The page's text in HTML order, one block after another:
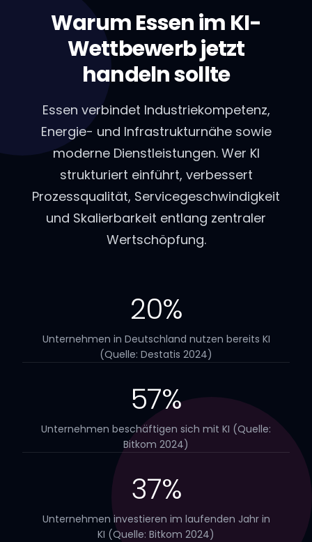
Warum Essen im KI-
Wettbewerb jetzt
handeln sollte
Essen verbindet Industriekompetenz,
Energie- und Infrastrukturnähe sowie
moderne Dienstleistungen. Wer KI
strukturiert einführt, verbessert
Prozessqualität, Servicegeschwindigkeit
und Skalierbarkeit entlang zentraler
Wertschöpfung.
20%
Unternehmen in Deutschland nutzen bereits KI
(Quelle: Destatis 2024)
57%
Unternehmen beschäftigen sich mit KI (Quelle:
Bitkom 2024)
37%
Unternehmen investieren im laufenden Jahr in
KI (Quelle: Bitkom 2024)